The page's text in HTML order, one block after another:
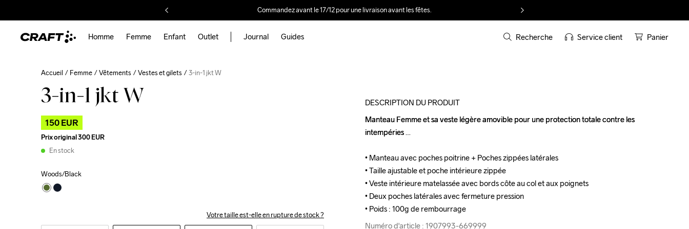
Commandez avant le 17/12 pour une livraison avant les fêtes.
Homme Femme Enfant Outlet Journal Guides Recherche Service client Panier
Accueil Femme Vêtements Vestes et gilets 3-in-1 jkt W
3-in-1 jkt W
150 EUR
Prix original300 EUR
En stock
Woods/Black
Votre taille est-elle en rupture de stock ?
DESCRIPTION DU PRODUIT
Manteau Femme et sa veste légère amovible pour une protection totale contre les
intempéries
• Manteau avec poches poitrine + Poches zippées latérales
• Taille ajustable et poche intérieure zippée
• Veste intérieure matelassée avec bords côte au col et aux poignets
• Deux poches latérales avec fermeture pression
• Poids : 100g de rembourrage
Numéro d'article : 1907993-669999
Manteau Femme et sa veste légère amovible pour une protection totale contre les
intempéries
• Manteau avec poches poitrine + Poches zippées latérales
• Taille ajustable et poche intérieure zippée
• Veste intérieure matelassée avec bords côte au col et aux poignets
• Deux poches latérales avec fermeture pression
• Poids : 100g de rembourrage
Numéro d'article : 1907993-669999